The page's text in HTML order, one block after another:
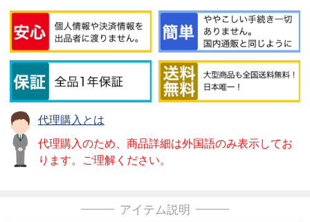
代理購入とは
代理購入のため、商品詳細は外国語のみ表示してお
ります。ご理解ください。
アイテム説明